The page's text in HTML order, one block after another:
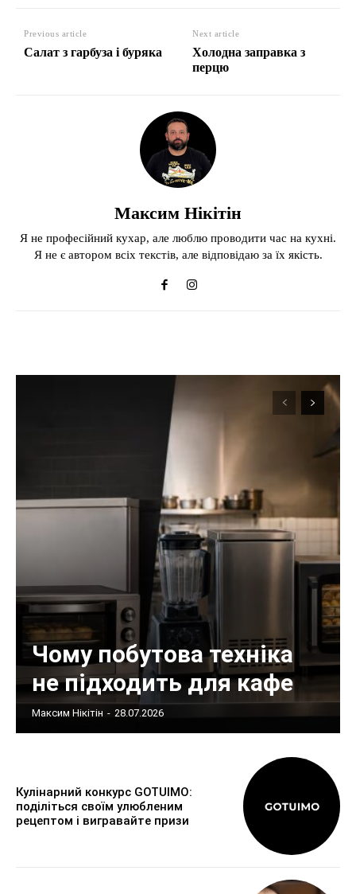
Previous article
Салат з гарбуза і буряка
Next article
Холодна заправка з
перцю
Максим Нікітін
Я не професійний кухар, але люблю проводити час на кухні.
Я не є автором всіх текстів, але відповідаю за їх якість.
Чому побутова техніка
не підходить для кафе
Максим Нікітін - 28.07.2026
Кулінарний конкурс GOTUIMO:
поділіться своїм улюбленим
рецептом і вигравайте призи